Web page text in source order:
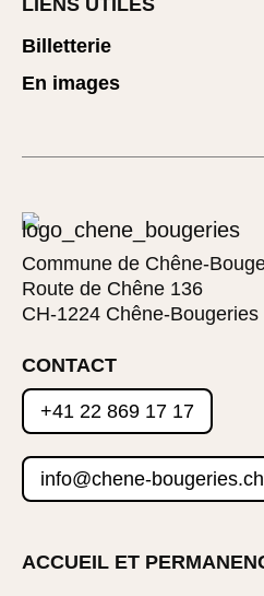
Billetterie
En images
Commune de Chêne-
Route de Chêne 136
CH-1224 Chêne-Bougeries
CONTACT
+41 22 869 17 17
info@chene-bougeries.ch
ACCUEIL ET